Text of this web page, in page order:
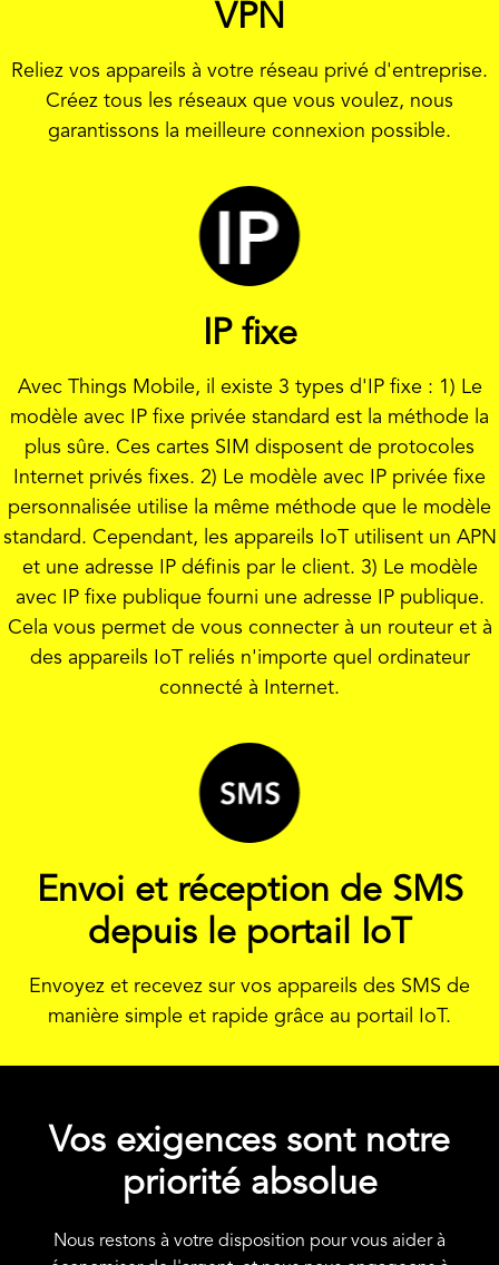
VPN
Reliez vos appareils à votre réseau privé d'entreprise.
Créez tous les réseaux que vous voulez, nous
garantissons la meilleure connexion possible.
IP fixe
Avec Things Mobile, il existe 3 types d'IP fixe : 1) Le
modèle avec IP fixe privée standard est la méthode la
plus sûre. Ces cartes SIM disposent de protocoles
Internet privés fixes. 2) Le modèle avec IP privée fixe
personnalisée utilise la même méthode que le modèle
standard. Cependant, les appareils IoT utilisent un APN
et une adresse IP définis par le client. 3) Le modèle
avec IP fixe publique fourni une adresse IP publique.
Cela vous permet de vous connecter à un routeur et à
des appareils IoT reliés n'importe quel ordinateur
connecté à Internet.
Envoi et réception de SMS
depuis le portail IoT
Envoyez et recevez sur vos appareils des SMS de
manière simple et rapide grâce au portail IoT.
Vos exigences sont notre
priorité absolue
Nous restons à votre disposition pour vous aider à